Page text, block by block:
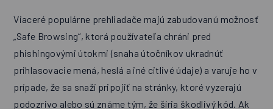
Viaceré populárne prehliadače majú zabudovanú možnosť
„Safe Browsing“, ktorá používateľa chráni pred
phishingovými útokmi (snaha útočníkov ukradnúť
prihlasovacie mená, heslá a iné citlivé údaje) a varuje ho v
prípade, že sa snaží pripojiť na stránky, ktoré vyzerajú
podozrivo alebo sú známe tým, že šíria škodlivý kód. Ak